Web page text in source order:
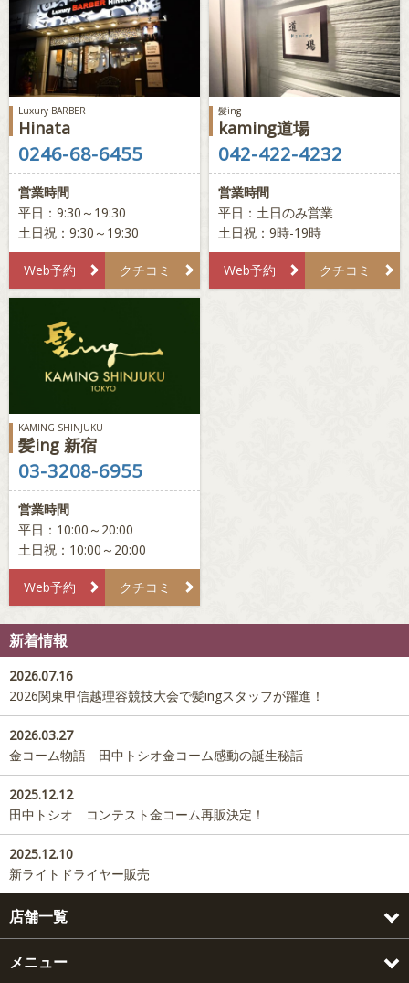
Luxury BARBER
Hinata
0246-68-6455
営業時間
平日：9:30～19:30
土日祝：9:30～19:30
Web予約 クチコミ
髪ing
kaming道場
042-422-4232
営業時間
平日：土日のみ営業
土日祝：9時-19時
Web予約 クチコミ
KAMING SHINJUKU
髪ing 新宿
03-3208-6955
営業時間
平日：10:00～20:00
土日祝：10:00～20:00
Web予約 クチコミ
新着情報
2026.07.16
2026関東甲信越理容競技大会で髪ingスタッフが躍進！
2026.03.27
金コーム物語 田中トシオ金コーム感動の誕生秘話
2025.12.12
田中トシオ コンテスト金コーム再販決定！
2025.12.10
新ライトドライヤー販売
店舗一覧
メニュー